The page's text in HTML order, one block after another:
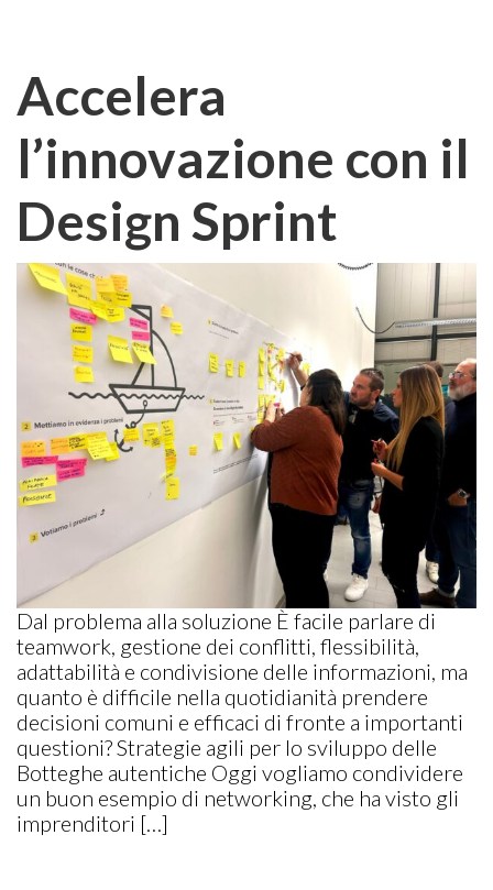
Accelera
l’innovazione con il
Design Sprint
Dal problema alla soluzione È facile parlare di
teamwork, gestione dei conflitti, flessibilità,
adattabilità e condivisione delle informazioni, ma
quanto è difficile nella quotidianità prendere
decisioni comuni e efficaci di fronte a importanti
questioni? Strategie agili per lo sviluppo delle
Botteghe autentiche Oggi vogliamo condividere
un buon esempio di networking, che ha visto gli
imprenditori […]